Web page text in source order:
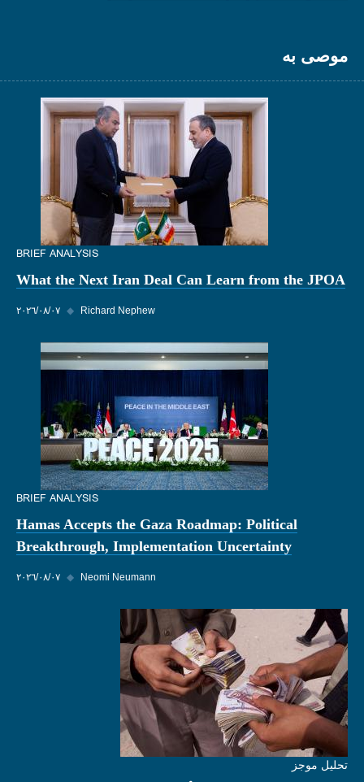
موصى به
BRIEF ANALYSIS
What the Next Iran Deal Can Learn from the JPOA
٠٧‏/٠٨‏/٢٠٢٦ ◆ Richard Nephew
BRIEF ANALYSIS
Hamas Accepts the Gaza Roadmap: Political
Breakthrough, Implementation Uncertainty
٠٧‏/٠٨‏/٢٠٢٦ ◆ Neomi Neumann
تحليل موجز